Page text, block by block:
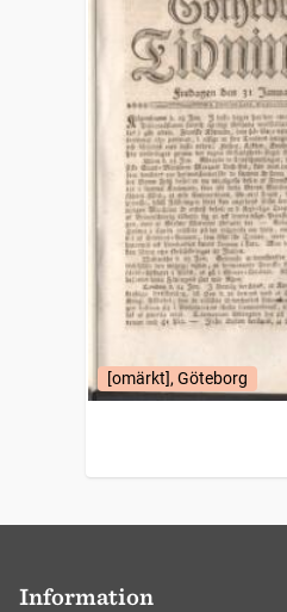
[omärkt], Göteborg
Information